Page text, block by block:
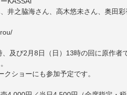
井之脇海さん、高木悠未さん、奥田彩
、及び2月8日（日）13時の回に原作者
クショーにも参加予定です。